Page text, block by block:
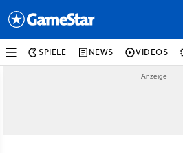
SPIELE NEWS VIDEOS